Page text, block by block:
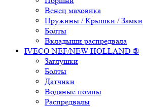
Венец маховика
Пружины / Крышки / Замки
Болты
Вкладыши распредвала
IVECO NEF/NEW HOLLAND ®
Заглушки
Болты
Датчики
Водяные помпы
Распредвалы